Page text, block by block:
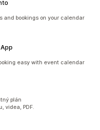
and bookings on your calendar
easy with event calendar
plán
videa, PDF.